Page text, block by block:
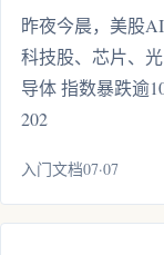
昨夜今晨，美股
科技股、芯片、
导体 指数暴跌逾
202
入门文档07·07